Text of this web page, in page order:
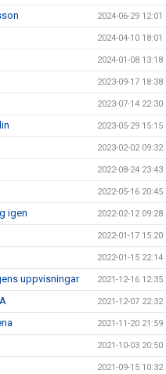
2024-06-29 12:01
2024-04-10 18:01
2024-01-08 13:18
2023-09-17 18:38
2023-07-14 22:30
2023-05-29 15:15
2023-02-02 09:32
2022-08-24 23:43
2022-05-16 20:45
igen 2022-02-12 09:28
2022-01-17 15:20
2022-01-15 22:14
uppvisningar 2021-12-16 12:35
2021-12-07 22:32
2021-11-20 21:59
2021-10-03 20:50
2021-09-15 10:32